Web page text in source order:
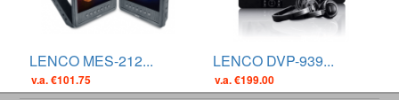
LENCO MES-212...
v.a. €101.75
LENCO DVP-939...
v.a. €199.00